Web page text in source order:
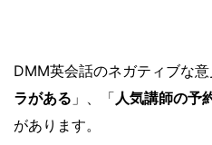
DMM英会話のネガティブな
ラがある 」、「人気講師の予
があります。